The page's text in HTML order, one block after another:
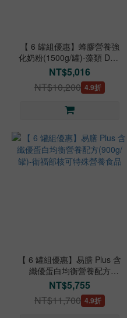
【 6 罐組優惠】蜂膠營養強
化奶粉(1500g/罐)-藻類 DHA
助發展
NT$5,016
NT$10,200 4.9折
【 6 罐組優惠】易膳 Plus 含
纖優蛋白均衡營養配方
(900g/罐)-衛福部核可特殊營
養食品
NT$5,755
NT$11,700 4.9折